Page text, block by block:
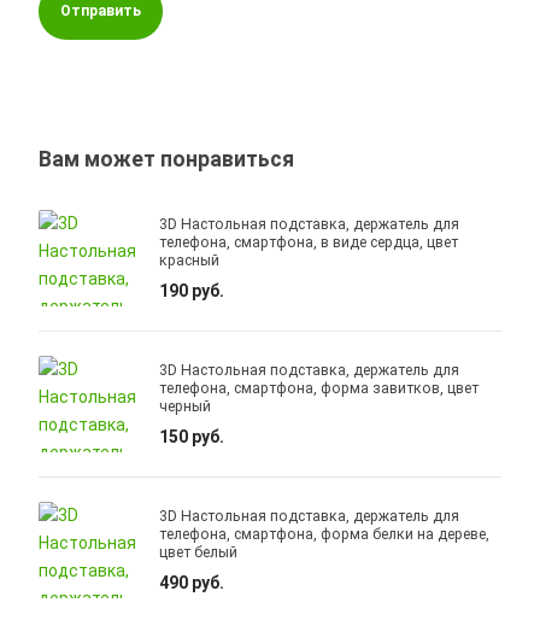
Отправить
Вам может понравиться
3D Настольная подставка, держатель для
телефона, смартфона, в виде сердца, цвет
красный
190 руб.
3D Настольная подставка, держатель для
телефона, смартфона, форма завитков, цвет
черный
150 руб.
3D Настольная подставка, держатель для
телефона, смартфона, форма белки на дереве,
цвет белый
490 руб.